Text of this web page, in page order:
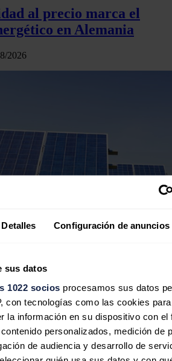
Detalles Configuración de anuncios
sus datos
1022 socios procesamos sus datos
con tecnologías como las cookies para
la información en su dispositivo con el
personalizados, medición de
de audiencia y desarrollo de
al precio marca el
en Alemania
2026
asigna 433 millones en
de Recuperación a
renovables innovadoras